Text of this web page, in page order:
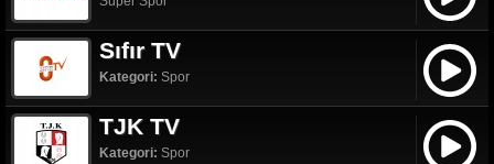
Sıfır TV
Kategori: Spor
TJK TV
Kategori: Spor